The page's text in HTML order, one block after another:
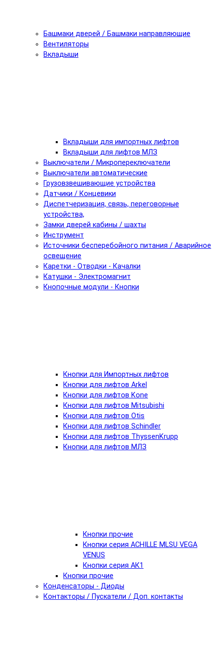
Башмаки дверей / Башмаки направляющие
Вентиляторы
Вкладыши
Вкладыши для импортных лифтов
Вкладыши для лифтов МЛЗ
Выключатели / Микропереключатели
Выключатели автоматические
Грузовзвешивающие устройства
Датчики / Концевики
Диспетчеризация, связь, переговорные
устройства,
Замки дверей кабины / шахты
Инструмент
Источники бесперебойного питания / Аварийное
освещение
Каретки - Отводки - Качалки
Катушки - Электромагнит
Кнопочные модули - Кнопки
Кнопки для Импортных лифтов
Кнопки для лифтов Arkel
Кнопки для лифтов Kone
Кнопки для лифтов Mitsubishi
Кнопки для лифтов Otis
Кнопки для лифтов Schindler
Кнопки для лифтов ThyssenKrupp
Кнопки для лифтов МЛЗ
Кнопки прочие
Кнопки серия ACHILLE MLSU VEGA
VENUS
Кнопки серия АК1
Кнопки прочие
Конденсаторы - Диоды
Контакторы / Пускатели / Доп. контакты